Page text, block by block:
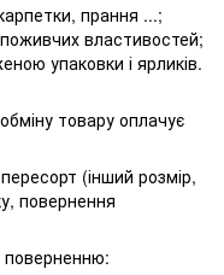
прання ...;
властивостей;
упаковки і ярликів.
товару оплачує
(інший розмір,
повернення
поверненню: